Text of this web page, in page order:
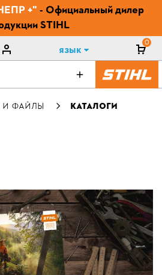
+" - Официальный дилер
STIHL
Язык
0
И ФАЙЛЫ КАТАЛОГИ